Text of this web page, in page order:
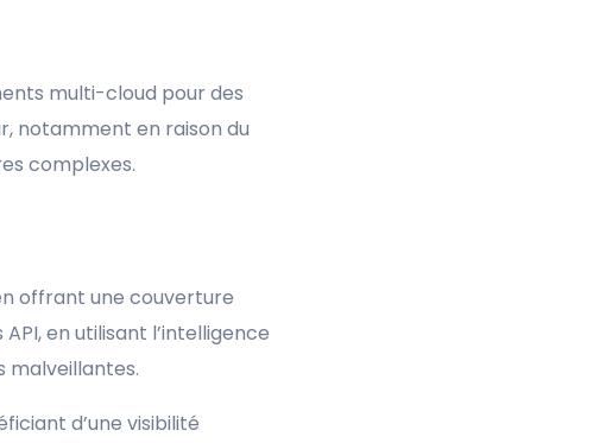
multi-cloud pour des
notamment en raison du
complexes.
offrant une couverture
en utilisant l’intelligence
malveillantes.
d’une visibilité